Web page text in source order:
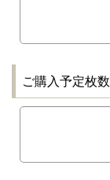
ご購入予定枚数